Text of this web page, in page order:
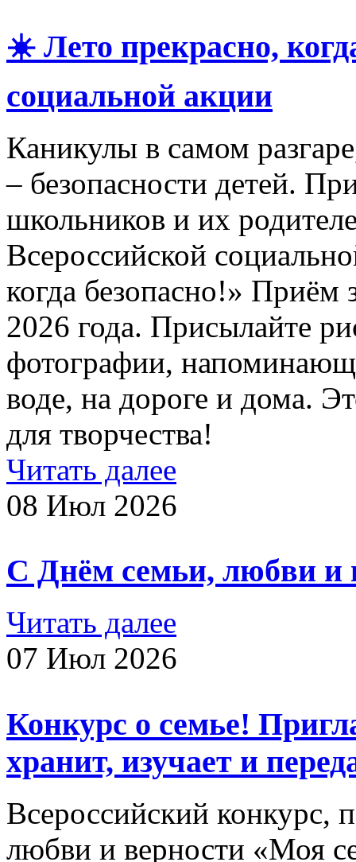
☀️ Лето прекрасно,
социальной акции
Каникулы в самом
– безопасности детей.
школьников и их
Всероссийской
когда безопасно!» Приём
2026 года. Присылайте
фотографии,
воде, на дороге и дома.
для творчества!
Читать далее
08 Июл 2026
С Днём семьи, любви и
Читать далее
07 Июл 2026
Конкурс о семье!
хранит, изучает и
Всероссийский
любви и верности «Моя